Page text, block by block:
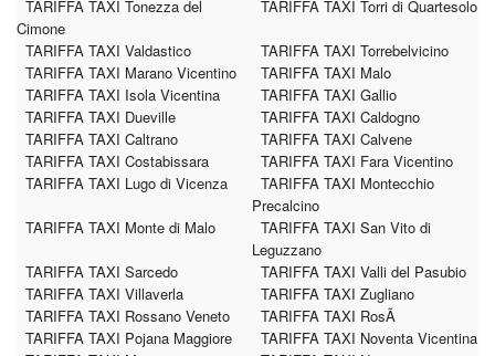
TARIFFA TAXI Tonezza del
Cimone
TARIFFA TAXI Torri di Quartesolo
TARIFFA TAXI Valdastico
TARIFFA TAXI Torrebelvicino
TARIFFA TAXI Marano Vicentino
TARIFFA TAXI Malo
TARIFFA TAXI Isola Vicentina
TARIFFA TAXI Gallio
TARIFFA TAXI Dueville
TARIFFA TAXI Caldogno
TARIFFA TAXI Caltrano
TARIFFA TAXI Calvene
TARIFFA TAXI Costabissara
TARIFFA TAXI Fara Vicentino
TARIFFA TAXI Lugo di Vicenza
TARIFFA TAXI Montecchio
Precalcino
TARIFFA TAXI Monte di Malo
TARIFFA TAXI San Vito di
Leguzzano
TARIFFA TAXI Sarcedo
TARIFFA TAXI Valli del Pasubio
TARIFFA TAXI Villaverla
TARIFFA TAXI Zugliano
TARIFFA TAXI Rossano Veneto
TARIFFA TAXI RosÃ
TARIFFA TAXI Pojana Maggiore
TARIFFA TAXI Noventa Vicentina